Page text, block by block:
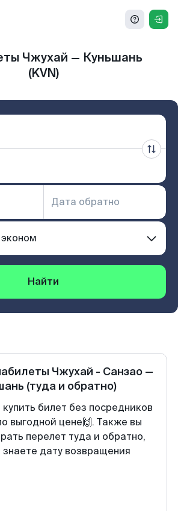
Чжухай — Куньшань
(KVN)
Найти
Чжухай - Санзао —
(туда и обратно)
билет без посредников
выгодной цене🙌. Также вы
перелет туда и обратно,
знаете дату возвращения